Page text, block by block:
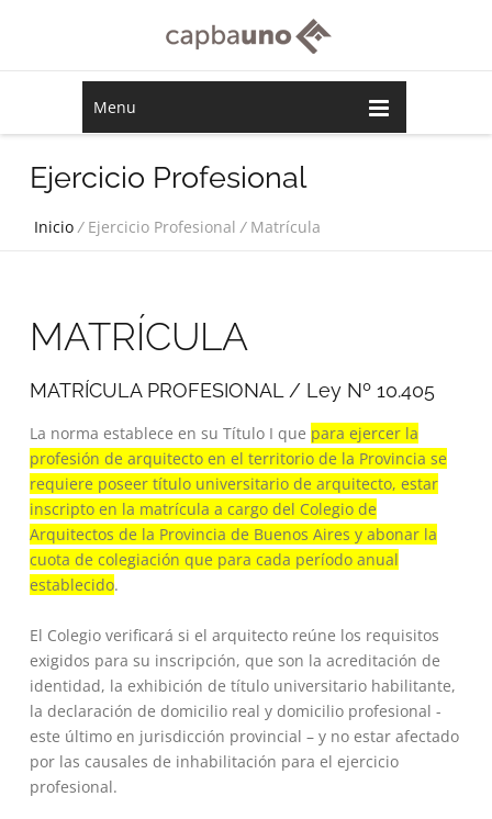
Menu
Ejercicio Profesional
Inicio /Ejercicio Profesional/Matrícula
MATRÍCULA
MATRÍCULA PROFESIONAL / Ley Nº 10.405
La norma establece en su Título I que para ejercer la
profesión de arquitecto en el territorio de la Provincia se
requiere poseer título universitario de arquitecto, estar
inscripto en la matrícula a cargo del Colegio de
Arquitectos de la Provincia de Buenos Aires y abonar la
cuota de colegiación que para cada período anual
establecido.
El Colegio verificará si el arquitecto reúne los requisitos
exigidos para su inscripción, que son la acreditación de
identidad, la exhibición de título universitario habilitante,
la declaración de domicilio real y domicilio profesional -
este último en jurisdicción provincial – y no estar afectado
por las causales de inhabilitación para el ejercicio
profesional.